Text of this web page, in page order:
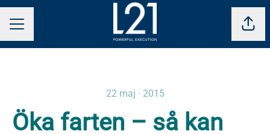
KARRIÄRMENY Dela
22 maj · 2015
Öka farten – så kan